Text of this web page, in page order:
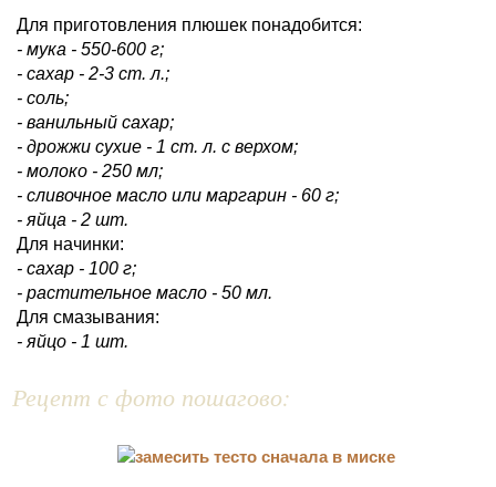
Для приготовления плюшек понадобится:
- мука - 550-600 г;
- сахар - 2-3 ст. л.;
- соль;
- ванильный сахар;
- дрожжи сухие - 1 ст. л. с верхом;
- молоко - 250 мл;
- сливочное масло или маргарин - 60 г;
- яйца - 2 шт.
Для начинки:
- сахар - 100 г;
- растительное масло - 50 мл.
Для смазывания:
- яйцо - 1 шт.
Рецепт с фото пошагово: